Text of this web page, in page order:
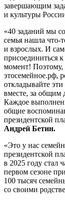
завершающим
и культуры
«40 заданий мы
семья нашла что-
и взрослых. И
присоединиться
момент! Поэтому,
этосемейное.рф,
откладывайте
вместе, за общим
Каждое
общие
президентской
Андрей Бетин.
«Это у нас
президентской
в 2025 году стал
первом сезоне
100 тысяч
со своими